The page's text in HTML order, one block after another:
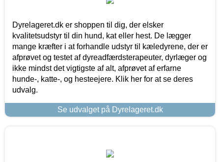
Dyrelageret.dk er shoppen til dig, der elsker
kvalitetsudstyr til din hund, kat eller hest. De lægger
mange kræfter i at forhandle udstyr til kæledyrene, der er
afprøvet og testet af dyreadfærdsterapeuter, dyrlæger og
ikke mindst det vigtigste af alt, afprøvet af erfarne
hunde-, katte-, og hesteejere. Klik her for at se deres
udvalg.
Se udvalget på Dyrelageret.dk